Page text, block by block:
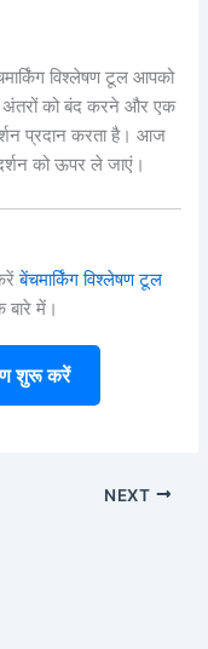
विश्लेषण टूल आपको
अंतरों को बंद करने और एक
प्रदान करता है। आज
को ऊपर ले जाएं।
बेंचमार्किंग विश्लेषण टूल
में।
शुरू करें
NEXT